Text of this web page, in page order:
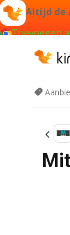
Altijd de
Toevoegen